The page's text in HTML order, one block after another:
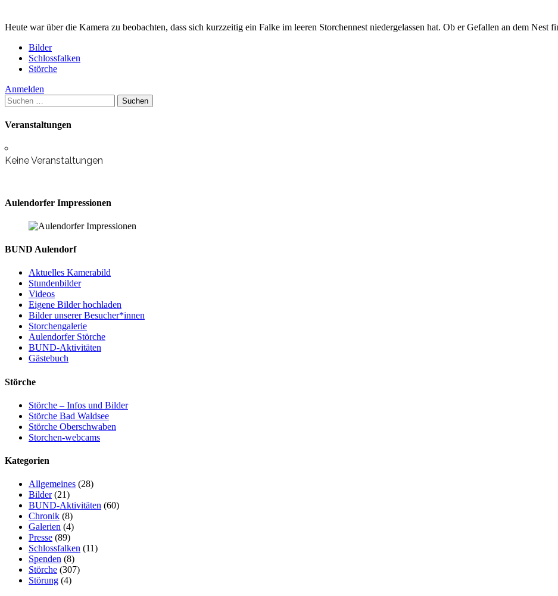
Heute war über die Kamera zu beobachten, dass sich kurzzeitig ein Falke im leeren Storchennest niedergelassen hat. Ob er Gefallen an dem Nest
Bilder
Schlossfalken
Störche
Anmelden
Suchen
nach:
Veranstaltungen
Keine Veranstaltungen
Aulendorfer Impressionen
BUND Aulendorf
Aktuelles Kamerabild
Stundenbilder
Videos
Eigene Bilder hochladen
Bilder unserer Besucher*innen
Storchengalerie
Aulendorfer Störche
BUND-Aktivitäten
Gästebuch
Störche
Störche – Infos und Bilder
Störche Bad Waldsee
Störche Oberschwaben
Storchen-webcams
Kategorien
Allgemeines (28)
Bilder(21)
BUND-Aktivitäten (60)
Chronik (8)
Galerien (4)
Presse (89)
Schlossfalken (11)
Spenden (8)
Störche (307)
Störung (4)